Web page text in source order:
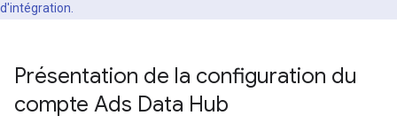
d'intégration.
Présentation de la configuration du
compte Ads Data Hub